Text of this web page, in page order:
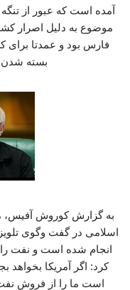
موضوع به دلیل اصرار
فارس بود و عمدتا برای
بسته شدن
به گزارش کوروش آفیس،
اسلامی در گفت وگوی
کرد: اگر آمریکا بخواهد
است ما را از فروش